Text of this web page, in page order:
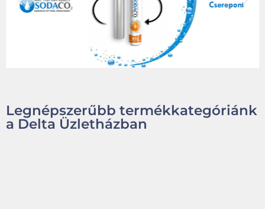
Legnépszerűbb termékkategóriánk
a Delta Üzletházban